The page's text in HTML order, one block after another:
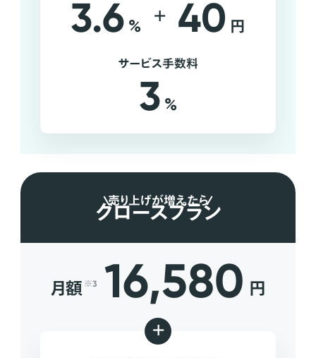
3.6 % + 40 円
サービス手数料
3 %
売り上げが増えたら
グロースプラン
月額 ※3 16,580 円
+